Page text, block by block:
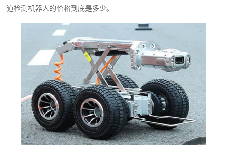
道检测机器人的价格到底是多少。